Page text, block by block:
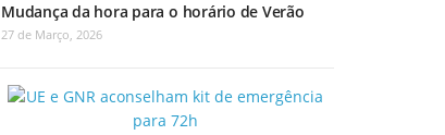
Mudança da hora para o horário de Verão
27 de Março, 2026